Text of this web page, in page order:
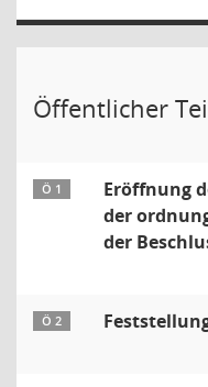
Öffentlicher
Ö 1
Eröffnung
der
der
Ö 2